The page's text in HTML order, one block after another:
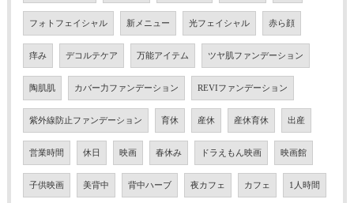
フォトフェイシャル 新メニュー 光フェイシャル 赤ら顔
痒み デコルテケア 万能アイテム ツヤ肌ファンデーション
陶肌肌 カバー力ファンデーション REVIファンデーション
紫外線防止ファンデーション 育休 産休 産休育休 出産
営業時間 休日 映画 春休み ドラえもん映画 映画館
子供映画 美背中 背中ハーブ 夜カフェ カフェ 1人時間